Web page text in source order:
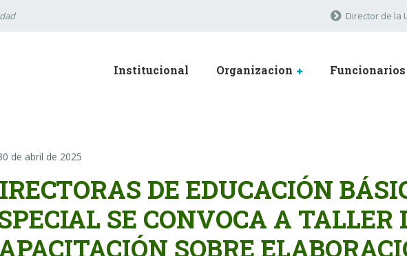
Director de la
Institucional Organizacion Funcionarios
de abril de 2025
DE EDUCACIÓN
SE CONVOCA A TALLER
SOBRE